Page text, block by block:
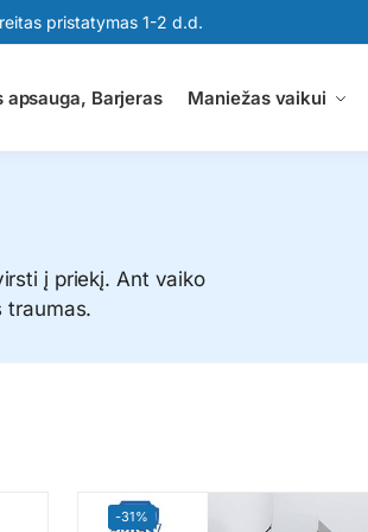
pristatymas 1-2 d.d.
apsauga, Barjeras Maniežas vaikui
į priekį. Ant vaiko
traumas.
-31%